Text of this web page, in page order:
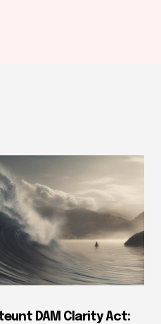
DAM Clarity Act: